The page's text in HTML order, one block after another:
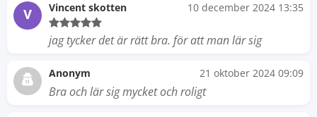
V Vincent skotten 10 december 2024 13:35
jag tycker det är rätt bra. för att man lär sig
Anonym 21 oktober 2024 09:09
Bra och lär sig mycket och roligt